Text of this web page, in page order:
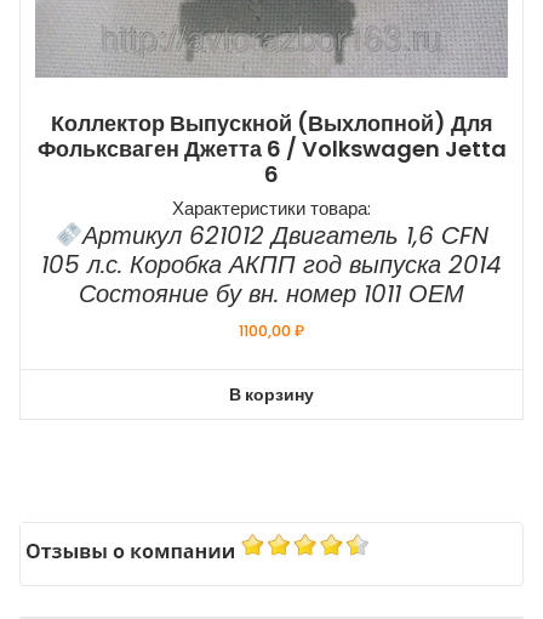
Коллектор Выпускной (выхлопной) Для
Фольксваген Джетта 6 / Volkswagen Jetta
6
Характеристики товара:
Артикул 621012 Двигатель 1,6 CFN
105 л.с. Коробка АКПП год выпуска 2014
Состояние бу вн. номер 1011 ОЕМ
1100,00₽
В корзину